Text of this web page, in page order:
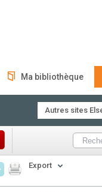
Ma bibliothèque
Autres sites
Export